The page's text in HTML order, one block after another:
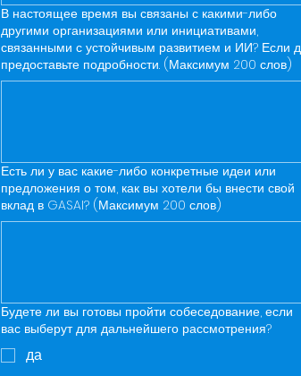
В настоящее время вы связаны с какими-либо
другими организациями или инициативами,
связанными с устойчивым развитием и ИИ? Если
предоставьте подробности. (Максимум 200 слов)
Есть ли у вас какие-либо конкретные идеи или
предложения о том, как вы хотели бы внести свой
вклад в GASAI? (Максимум 200 слов)
Будете ли вы готовы пройти собеседование, если
вас выберут для дальнейшего рассмотрения?
да